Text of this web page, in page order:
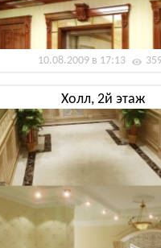
10.08.2009 в 17:13
Холл, 2й этаж